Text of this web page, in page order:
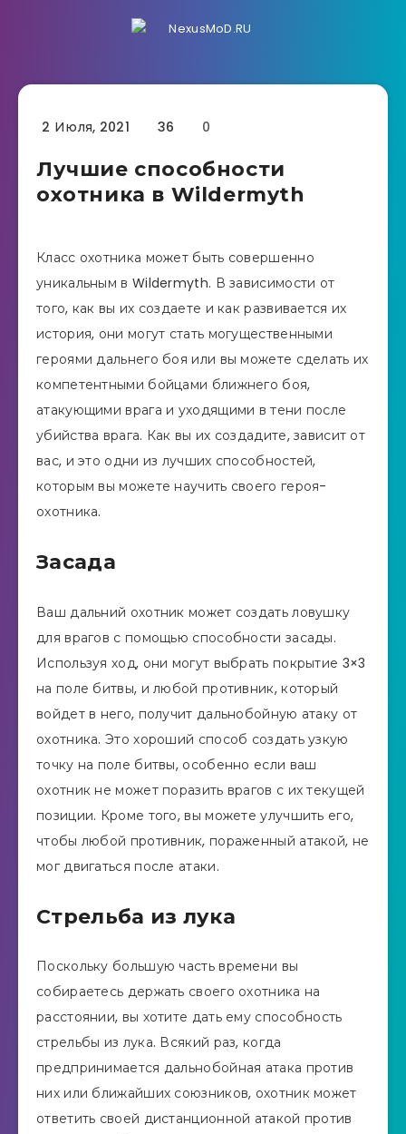
2 Июля, 2021 36 0
Лучшие способности
охотника в Wildermyth
Класс охотника может быть совершенно
уникальным в Wildermyth. В зависимости от
того, как вы их создаете и как развивается их
история, они могут стать могущественными
героями дальнего боя или вы можете сделать их
компетентными бойцами ближнего боя,
атакующими врага и уходящими в тени после
убийства врага. Как вы их создадите, зависит от
вас, и это одни из лучших способностей,
которым вы можете научить своего героя-
охотника.
Засада
Ваш дальний охотник может создать ловушку
для врагов с помощью способности засады.
Используя ход, они могут выбрать покрытие 3×3
на поле битвы, и любой противник, который
войдет в него, получит дальнобойную атаку от
охотника. Это хороший способ создать узкую
точку на поле битвы, особенно если ваш
охотник не может поразить врагов с их текущей
позиции. Кроме того, вы можете улучшить его,
чтобы любой противник, пораженный атакой, не
мог двигаться после атаки.
Стрельба из лука
Поскольку большую часть времени вы
собираетесь держать своего охотника на
расстоянии, вы хотите дать ему способность
стрельбы из лука. Всякий раз, когда
предпринимается дальнобойная атака против
них или ближайших союзников, охотник может
ответить своей дистанционной атакой против